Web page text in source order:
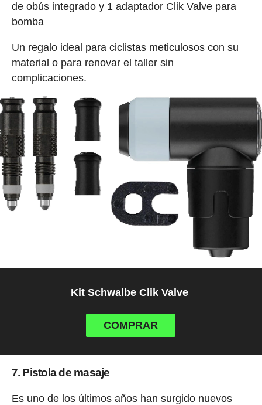
de obús integrado y 1 adaptador Clik Valve para
bomba
Un regalo ideal para ciclistas meticulosos con su
material o para renovar el taller sin
complicaciones.
Kit Schwalbe Clik Valve
COMPRAR
7. Pistola de masaje
Es uno de los últimos años han surgido nuevos